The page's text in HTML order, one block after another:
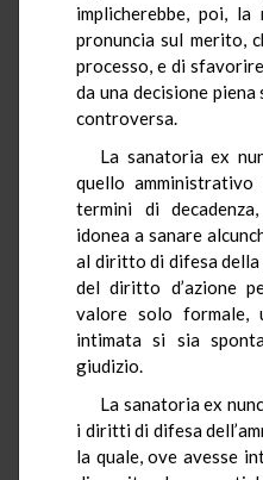
implicherebbe, poi,
pronuncia sul merito,
processo, e di
da una decisione
controversa.
La sanatoria ex
quello
termini di
idonea a sanare
al diritto di difesa
del diritto d’azione
valore solo formale,
intimata si sia
giudizio.
La sanatoria ex
i diritti di difesa
la quale, ove avesse